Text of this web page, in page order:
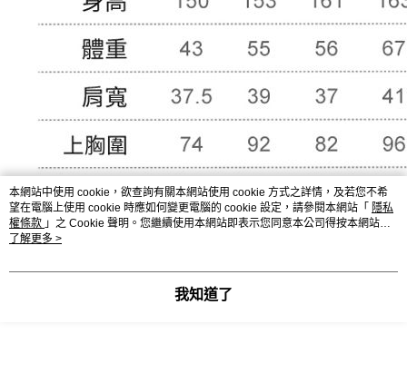
本網站中使用 cookie，欲查詢有關本網站使用 cookie 方式之詳情，及若您不希
望在電腦上使用 cookie 時應如何變更電腦的 cookie 設定，請參閱本網站「 隱私
權條款 」之 Cookie 聲明。您繼續使用本網站即表示您同意本公司得按本網站使
用條款之 Cookie 聲明使用 cookie。
了解更多 >
我知道了